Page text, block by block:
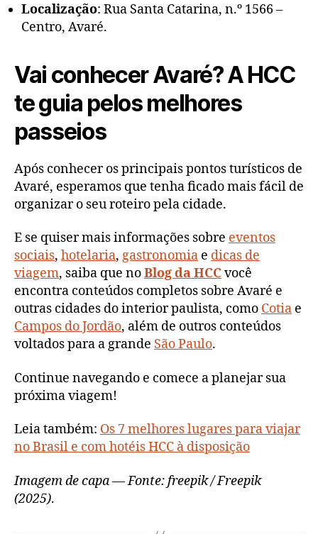
Localização: Rua Santa Catarina, n.º 1566 –
Centro, Avaré.
Vai conhecer Avaré? A HCC
te guia pelos melhores
passeios
Após conhecer os principais pontos turísticos de
Avaré, esperamos que tenha ficado mais fácil de
organizar o seu roteiro pela cidade.
E se quiser mais informações sobre eventos
sociais, hotelaria, gastronomia e dicas de
viagem, saiba que noBlog da HCCvocê
encontra conteúdos completos sobre Avaré e
outras cidades do interior paulista, como Cotia e
Campos do Jordão, além de outros conteúdos
voltados para a grande São Paulo.
Continue navegando e comece a planejar sua
próxima viagem!
Leia também: Os 7 melhores lugares para viajar
no Brasil e com hotéis HCC à disposição
Imagem de capa — Fonte: freepik / Freepik
(2025).